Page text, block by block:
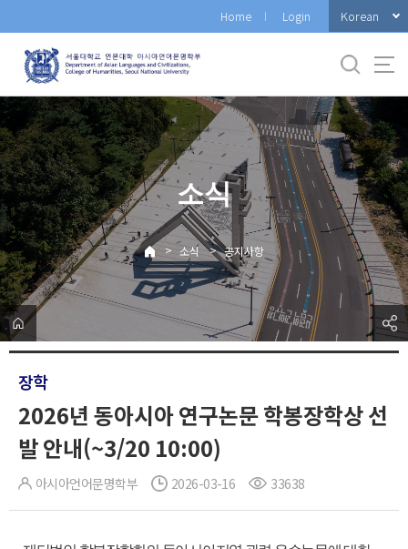
로
메
뉴
Home Login Korean
소식
> 소식 > 공지사항
장학
2026년 동아시아 연구논문 학봉장학상 선
발 안내(~3/20 10:00)
아시아언어문명학부 2026-03-16 33638